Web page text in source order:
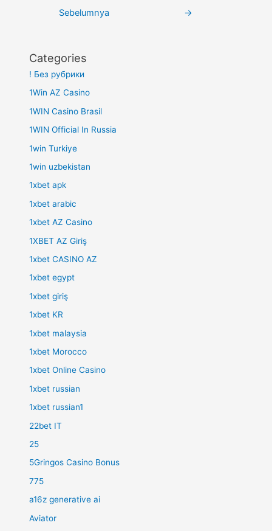
Sebelumnya →
Categories
! Без рубрики
1Win AZ Casino
1WIN Casino Brasil
1WIN Official In Russia
1win Turkiye
1win uzbekistan
1xbet apk
1xbet arabic
1xbet AZ Casino
1XBET AZ Giriş
1xbet CASINO AZ
1xbet egypt
1xbet giriş
1xbet KR
1xbet malaysia
1xbet Morocco
1xbet Online Casino
1xbet russian
1xbet russian1
22bet IT
25
5Gringos Casino Bonus
775
a16z generative ai
Aviator